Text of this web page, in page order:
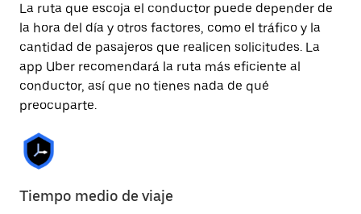
La ruta que escoja el conductor puede depender de
la hora del día y otros factores, como el tráfico y la
cantidad de pasajeros que realicen solicitudes. La
app Uber recomendará la ruta más eficiente al
conductor, así que no tienes nada de qué
preocuparte.
Tiempo medio de viaje